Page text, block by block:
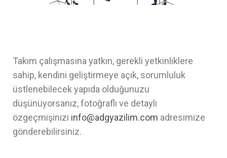
Takım çalışmasına yatkın, gerekli yetkinliklere
sahip, kendini geliştirmeye açık, sorumluluk
üstlenebilecek yapıda olduğunuzu
düşünüyorsanız, fotoğraflı ve detaylı
özgeçmişinizi info@adgyazilim.com adresimize
gönderebilirsiniz.